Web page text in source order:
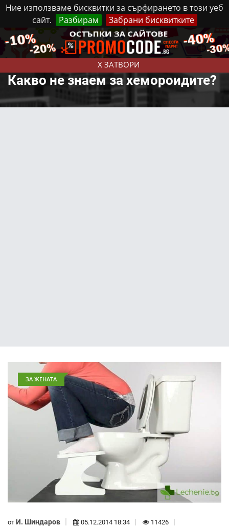
Ние използваме бисквитки за сърфирането в този уеб
сайт.
Разбирам Забрани бисквитките
X ЗАТВОРИ
Понеделник, 10 Август, 2026 Реклама Контакти
Какво не знаем за хемороидите?
ЗА ЖЕНАТА
от И. Шиндаров 05.12.2014 18:34 11426